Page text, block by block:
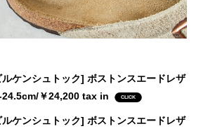
ケンシュトック] ボストンスエードレザ
￥24,200 tax in
ケンシュトック] ボストンスエードレザ